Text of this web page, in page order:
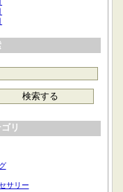
リ
サリー